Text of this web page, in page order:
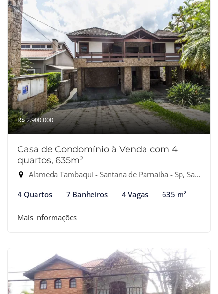
R$ 2.900.000
Casa de Condomínio à Venda com 4
quartos, 635m²
Alameda Tambaqui - Santana de Parnaiba - Sp, Santana de Parnaíba-SP
4 Quartos 7 Banheiros 4 Vagas 635 m²
Mais informações